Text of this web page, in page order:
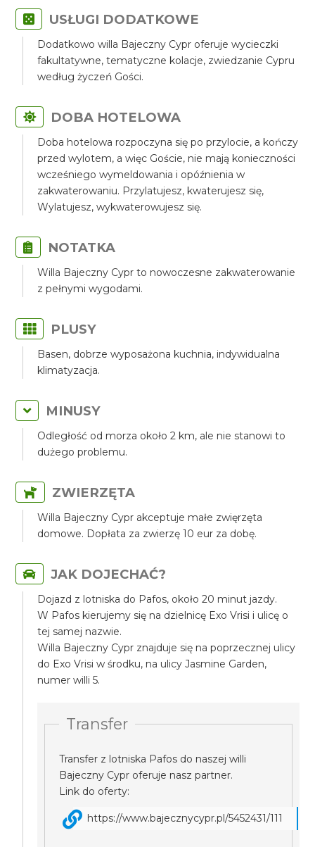
USŁUGI DODATKOWE
Dodatkowo willa Bajeczny Cypr oferuje wycieczki
fakultatywne, tematyczne kolacje, zwiedzanie Cypru
według życzeń Gości.
DOBA HOTELOWA
Doba hotelowa rozpoczyna się po przylocie, a kończy
przed wylotem, a więc Goście, nie mają konieczności
wcześniego wymeldowania i opóźnienia w
zakwaterowaniu. Przylatujesz, kwaterujesz się,
Wylatujesz, wykwaterowujesz się.
NOTATKA
Willa Bajeczny Cypr to nowoczesne zakwaterowanie
z pełnymi wygodami.
PLUSY
Basen, dobrze wyposażona kuchnia, indywidualna
klimatyzacja.
MINUSY
Odległość od morza około 2 km, ale nie stanowi to
dużego problemu.
ZWIERZĘTA
Willa Bajeczny Cypr akceptuje małe zwięrzęta
domowe. Dopłata za zwierzę 10 eur za dobę.
JAK DOJECHAĆ?
Dojazd z lotniska do Pafos, około 20 minut jazdy.
W Pafos kierujemy się na dzielnicę Exo Vrisi i ulicę o
tej samej nazwie.
Willa Bajeczny Cypr znajduje się na poprzecznej ulicy
do Exo Vrisi w środku, na ulicy Jasmine Garden,
numer willi 5.
Transfer
Transfer z lotniska Pafos do naszej willi
Bajeczny Cypr oferuje nasz partner.
Link do oferty:
https://www.bajecznycypr.pl/5452431/111